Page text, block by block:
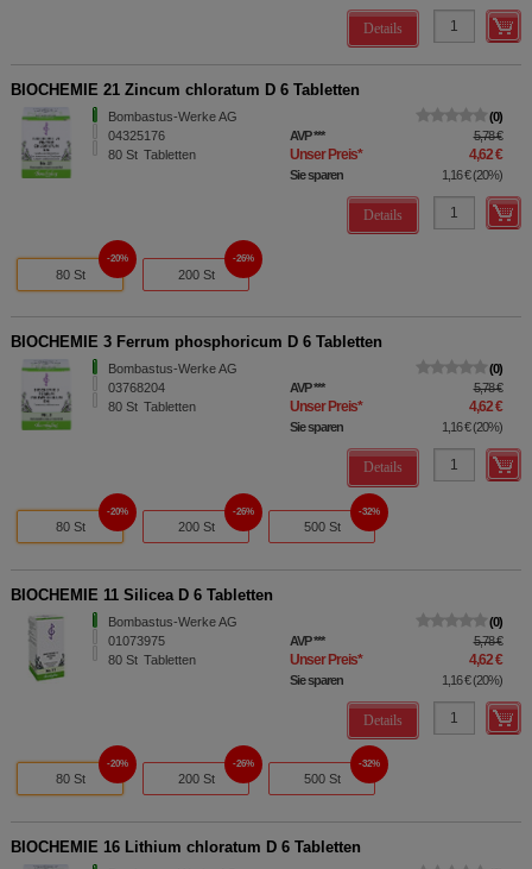
Details
BIOCHEMIE 21 Zincum chloratum D 6 Tabletten
Bombastus-Werke AG
04325176
80 St Tabletten
0
AVP*** 5,78 €
Unser Preis* 4,62 €
Sie sparen 1,16 €(20%)
Details
80 St
20%
200 St
26%
BIOCHEMIE 3 Ferrum phosphoricum D 6 Tabletten
Bombastus-Werke AG
03768204
80 St Tabletten
0
AVP*** 5,78 €
Unser Preis* 4,62 €
Sie sparen 1,16 €(20%)
Details
80 St
20%
200 St
26%
500 St
32%
BIOCHEMIE 11 Silicea D 6 Tabletten
Bombastus-Werke AG
01073975
80 St Tabletten
0
AVP*** 5,78 €
Unser Preis* 4,62 €
Sie sparen 1,16 €(20%)
Details
80 St
20%
200 St
26%
500 St
32%
BIOCHEMIE 16 Lithium chloratum D 6 Tabletten